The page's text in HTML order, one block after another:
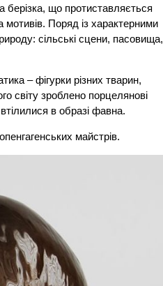
берізка, що протиставляється
мотивів. Поряд із характерними
сільські сцени, пасовища,
– фігурки різних тварин,
світу зроблено порцелянові
в образі фавна.
майстрів.